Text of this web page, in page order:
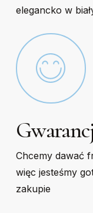
elegancko w
Chcemy dawać
więc jesteśmy
zakupie